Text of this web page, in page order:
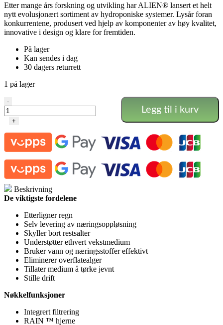
Etter mange års forskning og utvikling har ALIEN® lansert et helt
nytt evolusjonært sortiment av hydroponiske systemer. Lysår foran
konkurrentene, produsert ved hjelp av komponenter av høy kvalitet,
innovative i design og klare for fremtiden.
På lager
Kan sendes i dag
30 dagers returrett
1 på lager
Alien
Rain
Pot
15L
antall
-
+
Legg til i kurv
Beskrivning
De viktigste fordelene
Etterligner regn
Selv levering av næringsoppløsning
Skyller bort restsalter
Understøtter ethvert vekstmedium
Bruker vann og næringsstoffer effektivt
Eliminerer overflatealger
Tillater medium å tørke jevnt
Stille drift
Nøkkelfunksjoner
Integrert filtrering
RAIN ™ hjerne